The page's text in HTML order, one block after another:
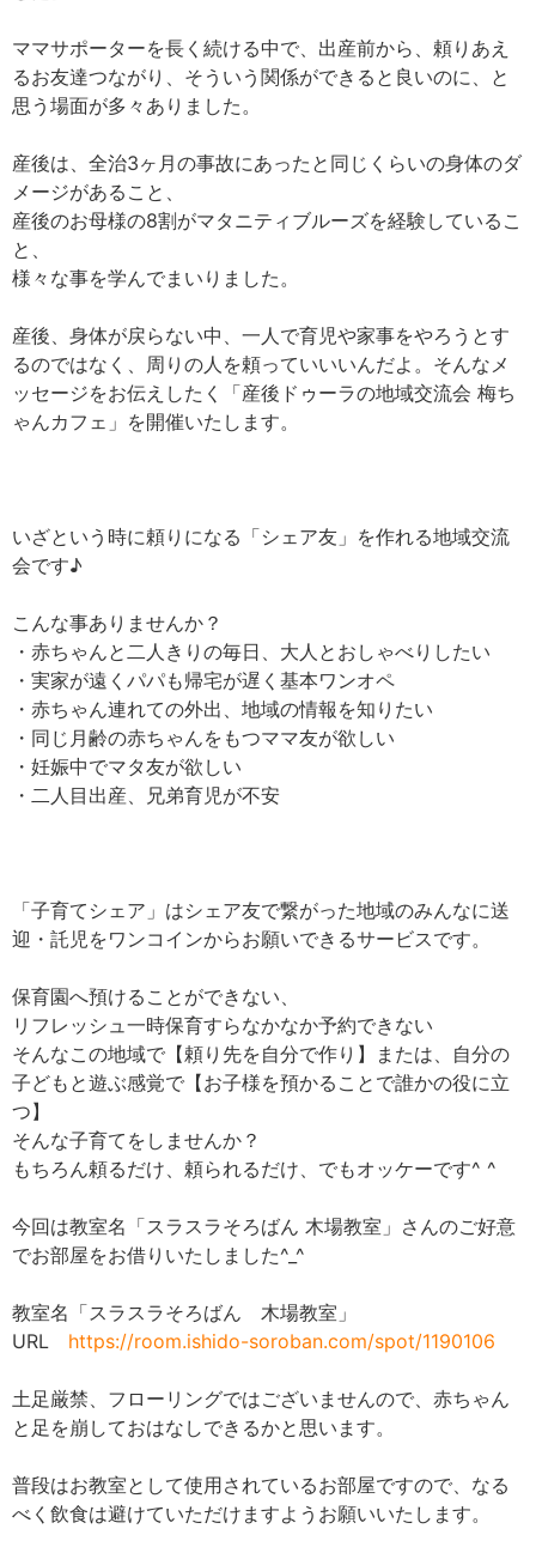
ママサポーターを長く続ける中で、出産前から、頼りあえ
るお友達つながり、そういう関係ができると良いのに、と
思う場面が多々ありました。
産後は、全治3ヶ月の事故にあったと同じくらいの身体のダ
メージがあること、
産後のお母様の8割がマタニティブルーズを経験しているこ
と、
様々な事を学んでまいりました。
産後、身体が戻らない中、一人で育児や家事をやろうとす
るのではなく、周りの人を頼っていいいんだよ。そんなメ
ッセージをお伝えしたく「産後ドゥーラの地域交流会 梅ち
ゃんカフェ」を開催いたします。
いざという時に頼りになる「シェア友」を作れる地域交流
会です♪
こんな事ありませんか？
・赤ちゃんと二人きりの毎日、大人とおしゃべりしたい
・実家が遠くパパも帰宅が遅く基本ワンオペ
・赤ちゃん連れての外出、地域の情報を知りたい
・同じ月齢の赤ちゃんをもつママ友が欲しい
・妊娠中でマタ友が欲しい
・二人目出産、兄弟育児が不安
「子育てシェア」はシェア友で繋がった地域のみんなに送
迎・託児をワンコインからお願いできるサービスです。
保育園へ預けることができない、
リフレッシュ一時保育すらなかなか予約できない
そんなこの地域で【頼り先を自分で作り】または、自分の
子どもと遊ぶ感覚で【お子様を預かることで誰かの役に立
つ】
そんな子育てをしませんか？
もちろん頼るだけ、頼られるだけ、でもオッケーです^ ^
今回は教室名「スラスラそろばん 木場教室」さんのご好意
でお部屋をお借りいたしました^_^
教室名「スラスラそろばん 木場教室」
URL https://room.ishido-soroban.com/spot/1190106
土足厳禁、フローリングではございませんので、赤ちゃん
と足を崩しておはなしできるかと思います。
普段はお教室として使用されているお部屋ですので、なる
べく飲食は避けていただけますようお願いいたします。